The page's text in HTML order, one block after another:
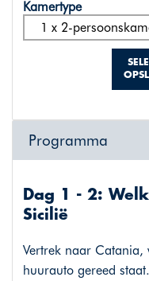
Kamertype
1 x 2-
Programma
Dag 1 - 2:
Sicilië
Vertrek naar Catania,
huurauto gereed